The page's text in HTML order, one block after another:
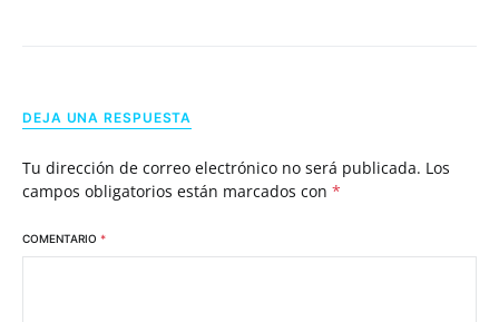
DEJA UNA RESPUESTA
Tu dirección de correo electrónico no será publicada. Los
campos obligatorios están marcados con *
COMENTARIO *